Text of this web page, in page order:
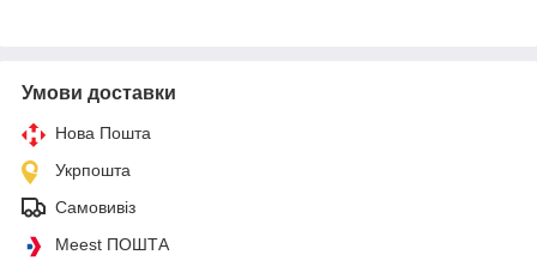
Умови доставки
Нова Пошта
Укрпошта
Самовивіз
Meest ПОШТА